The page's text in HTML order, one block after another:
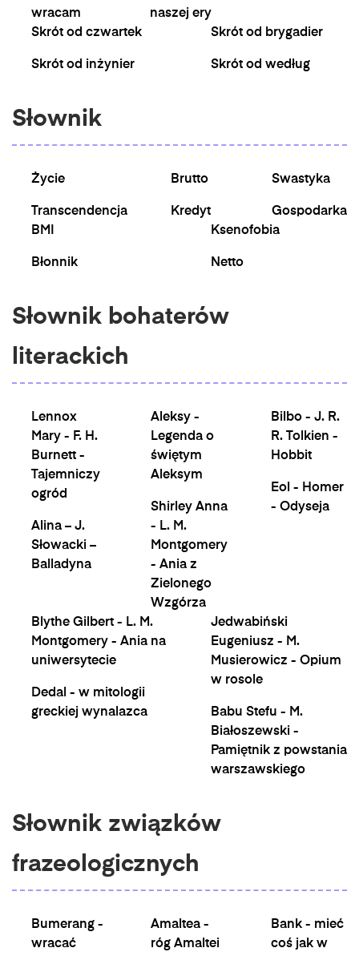
wracam
naszej ery
Skrót od czwartek
Skrót od inżynier
Skrót od brygadier
Skrót od według
Słownik
Życie
Transcendencja
Brutto
Kredyt
Swastyka
Gospodarka
BMI
Błonnik
Ksenofobia
Netto
Słownik bohaterów
literackich
Lennox
Mary - F. H.
Burnett -
Tajemniczy
ogród
Alina – J.
Słowacki –
Balladyna
Aleksy -
Legenda o
świętym
Aleksym
Shirley Anna
- L. M.
Montgomery
- Ania z
Zielonego
Wzgórza
Bilbo - J. R.
R. Tolkien -
Hobbit
Eol - Homer
- Odyseja
Blythe Gilbert - L. M.
Montgomery - Ania na
uniwersytecie
Dedal - w mitologii
greckiej wynalazca
Jedwabiński
Eugeniusz - M.
Musierowicz - Opium
w rosole
Babu Stefu - M.
Białoszewski -
Pamiętnik z powstania
warszawskiego
Słownik związków
frazeologicznych
Bumerang -
wracać
Amaltea -
róg Amaltei
Bank - mieć
coś jak w